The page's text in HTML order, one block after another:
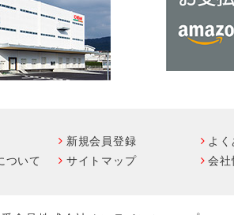
新規会員登録 よ
ついて サイトマップ 会社